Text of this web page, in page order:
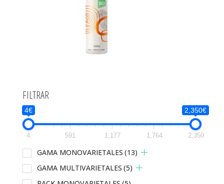
FILTRAR
4€ 2,350€
4 591 1,177 1,764 2,350
GAMA MONOVARIETALES (13)
GAMA MULTIVARIETALES (5)